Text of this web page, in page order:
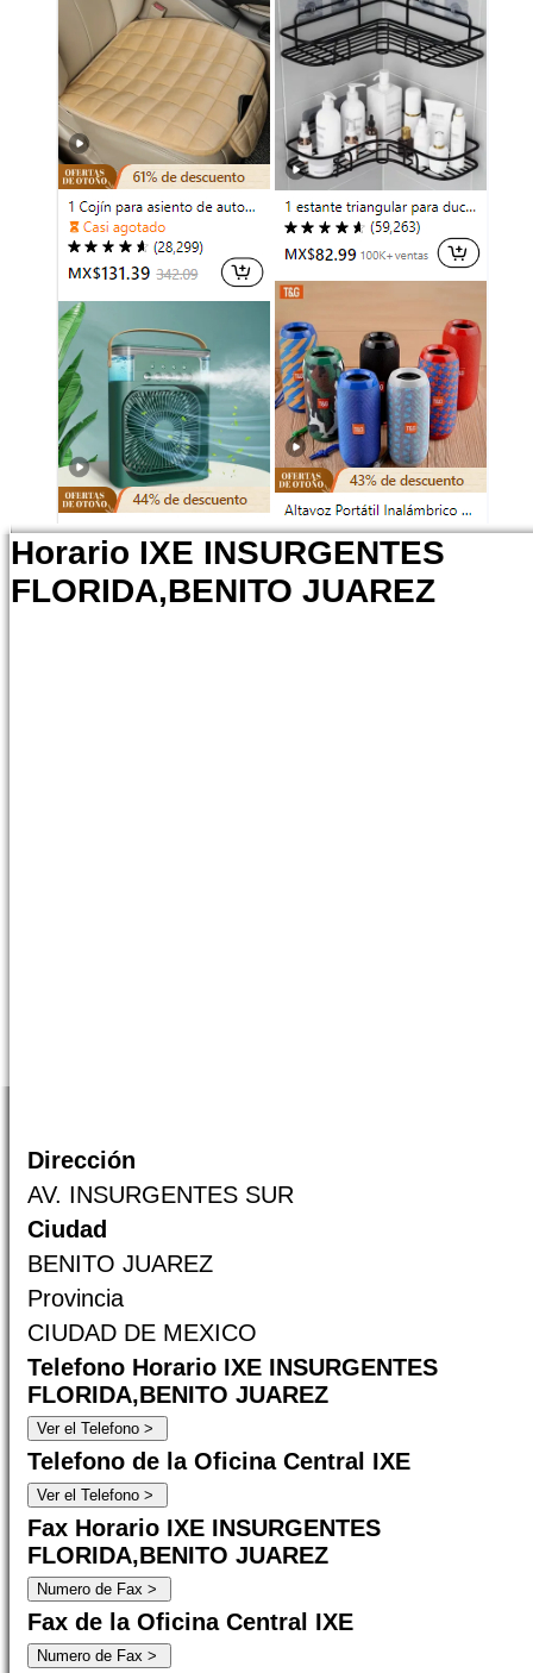
Horario IXE INSURGENTES
FLORIDA,BENITO JUAREZ
Dirección
AV. INSURGENTES SUR
Ciudad
BENITO JUAREZ
Provincia
CIUDAD DE MEXICO
Telefono Horario IXE INSURGENTES
FLORIDA,BENITO JUAREZ
Telefono de la Oficina Central IXE
Fax Horario IXE INSURGENTES
FLORIDA,BENITO JUAREZ
Fax de la Oficina Central IXE